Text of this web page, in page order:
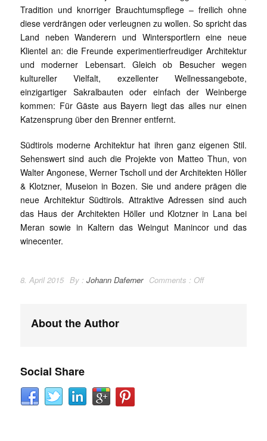
Tradition und knorriger Brauchtumspflege – freilich ohne
diese verdrängen oder verleugnen zu wollen. So spricht das
Land neben Wanderern und Wintersportlern eine neue
Klientel an: die Freunde experimentierfreudiger Architektur
und moderner Lebensart. Gleich ob Besucher wegen
kultureller Vielfalt, exzellenter Wellnessangebote,
einzigartiger Sakralbauten oder einfach der Weinberge
kommen: Für Gäste aus Bayern liegt das alles nur einen
Katzensprung über den Brenner entfernt.
Südtirols moderne Architektur hat ihren ganz eigenen Stil.
Sehenswert sind auch die Projekte von Matteo Thun, von
Walter Angonese, Werner Tscholl und der Architekten Höller
& Klotzner, Museion in Bozen. Sie und andere prägen die
neue Architektur Südtirols. Attraktive Adressen sind auch
das Haus der Architekten Höller und Klotzner in Lana bei
Meran sowie in Kaltern das Weingut Manincor und das
winecenter.
8. April 2015 By : Johann Daferner Comments : Off
About the Author
Social Share